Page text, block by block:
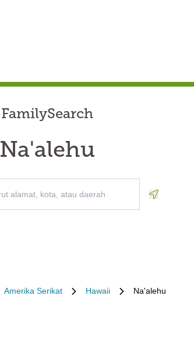
FamilySearch
Na'alehu
Amerika Serikat Hawaii Na'alehu